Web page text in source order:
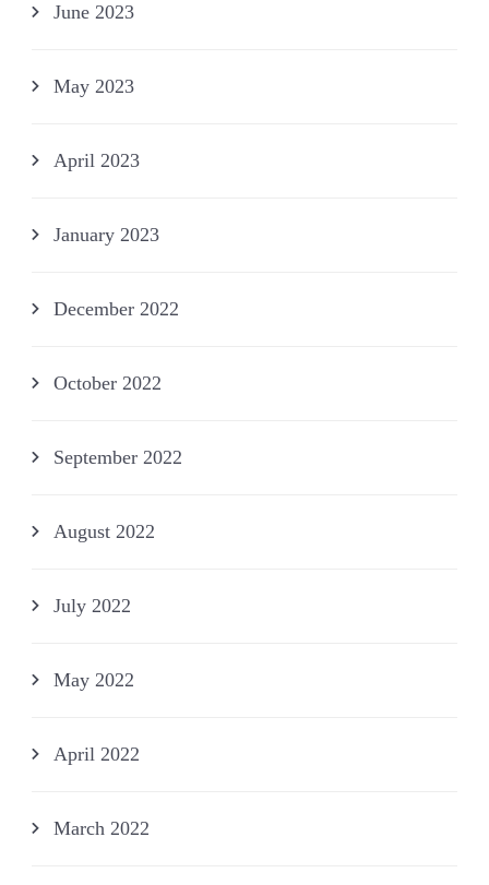
June 2023
May 2023
April 2023
January 2023
December 2022
October 2022
September 2022
August 2022
July 2022
May 2022
April 2022
March 2022